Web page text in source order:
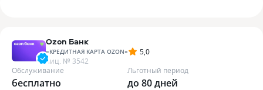
Ozon Банк
«КРЕДИТНАЯ КАРТА OZON»
5,0
лиц. № 3542
Обслуживание
бесплатно
Льготный период
до 80 дней